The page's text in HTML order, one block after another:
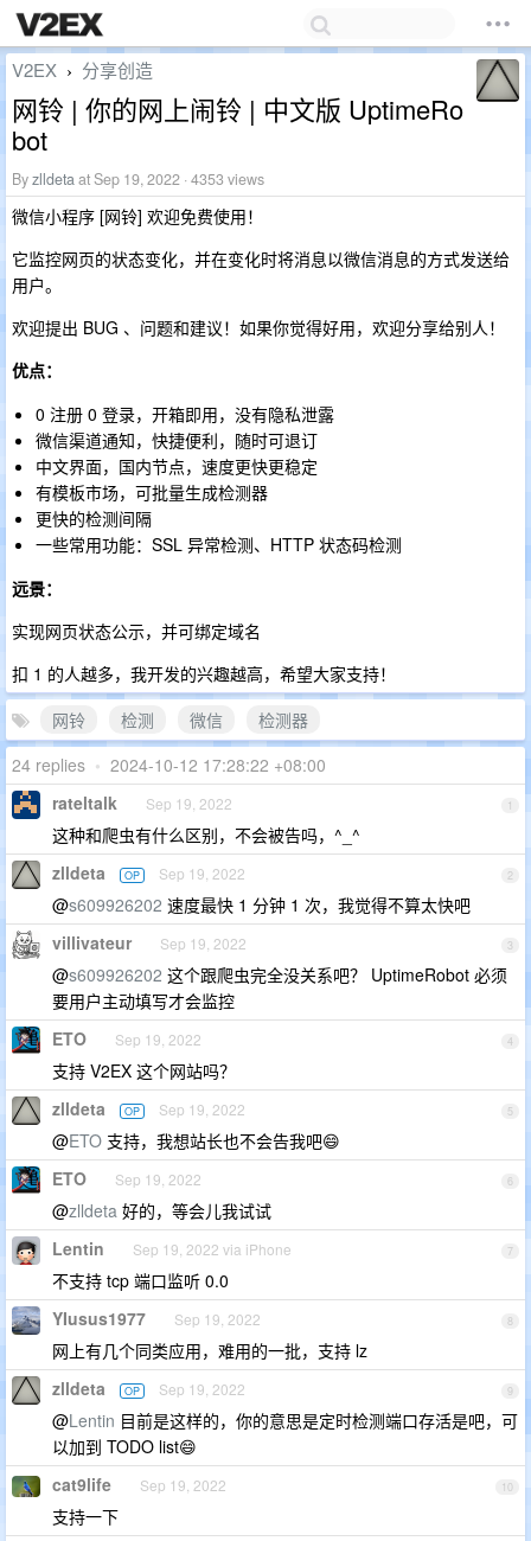
V2EX › 分享创造
网铃 | 你的网上闹铃 | 中文版 UptimeRo
bot
Byzlldetaat Sep 19, 2022 · 4353 views
微信小程序 [网铃] 欢迎免费使用！
它监控网页的状态变化，并在变化时将消息以微信消息的方式发送给
用户。
欢迎提出 BUG 、问题和建议！如果你觉得好用，欢迎分享给别人！
优点：
0 注册 0 登录，开箱即用，没有隐私泄露
微信渠道通知，快捷便利，随时可退订
中文界面，国内节点，速度更快更稳定
有模板市场，可批量生成检测器
更快的检测间隔
一些常用功能：SSL 异常检测、HTTP 状态码检测
远景：
实现网页状态公示，并可绑定域名
扣 1 的人越多，我开发的兴趣越高，希望大家支持！
网铃
检测 微信
检测器
24 replies • 2024-10-12 17:28:22 +08:00
1
rateltalk Sep 19, 2022
这种和爬虫有什么区别，不会被告吗，^_^
2
zlldeta OP Sep 19, 2022
@s609926202 速度最快 1 分钟 1 次，我觉得不算太快吧
3
villivateur Sep 19, 2022
@s609926202 这个跟爬虫完全没关系吧？ UptimeRobot 必须
要用户主动填写才会监控
4
ETO Sep 19, 2022
支持 V2EX 这个网站吗？
5
zlldeta OP Sep 19, 2022
@ETO 支持，我想站长也不会告我吧😄
6
ETO Sep 19, 2022
@zlldeta 好的，等会儿我试试
7
Lentin Sep 19, 2022 via iPhone
不支持 tcp 端口监听 0.0
8
YIusus1977 Sep 19, 2022
网上有几个同类应用，难用的一批，支持 lz
9
zlldeta OP Sep 19, 2022
@Lentin 目前是这样的，你的意思是定时检测端口存活是吧，可
以加到 TODO list😄
10
cat9life Sep 19, 2022
支持一下